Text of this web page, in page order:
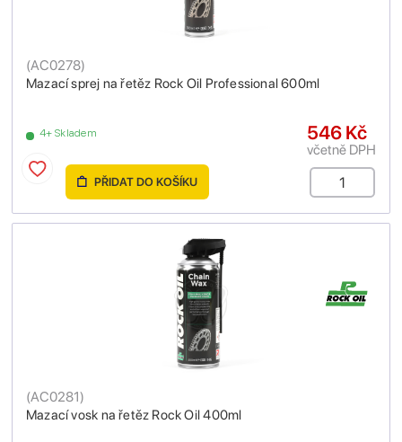
Mazací sprej na řetěz Rock Oil Professional 600ml
(AC0278)
4+ Skladem 546 Kč
včetně DPH
PŘIDAT DO KOŠÍKU
Mazací vosk na řetěz Rock Oil 400ml
(AC0281)